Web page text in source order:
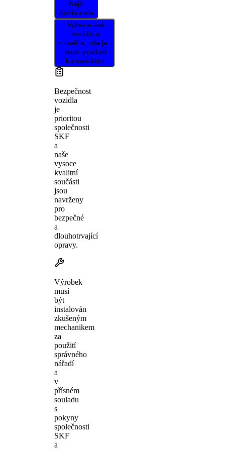
Najít
distributora
Vyberte své
vozidlo a
ověřte, zda je
tento produkt
kompatibilní.
Bezpečnost
vozidla
je
prioritou
společnosti
SKF
a
naše
vysoce
kvalitní
součásti
jsou
navrženy
pro
bezpečné
a
dlouhotrvající
opravy.
Výrobek
musí
být
instalován
zkušeným
mechanikem
za
použití
správného
nářadí
a
v
přísném
souladu
s
pokyny
společnosti
SKF
a